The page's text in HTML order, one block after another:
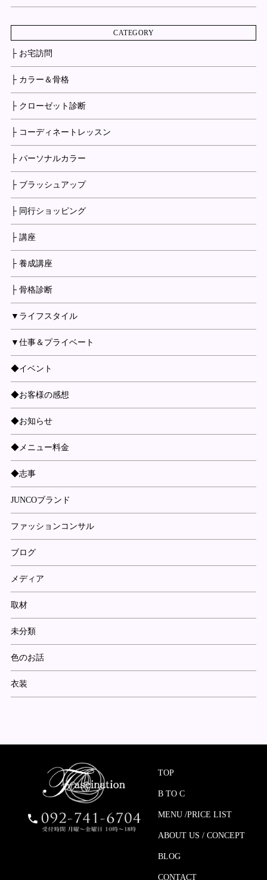
CATEGORY
├ お宅訪問
├ カラー＆骨格
├ クローゼット診断
├ コーディネートレッスン
├ パーソナルカラー
├ ブラッシュアップ
├ 同行ショッピング
├ 講座
├ 養成講座
├ 骨格診断
▼ライフスタイル
▼仕事＆プライベート
◆イベント
◆お客様の感想
◆お知らせ
◆メニュー料金
◆志事
JUNCOブランド
ファッションコンサル
ブログ
メディア
取材
未分類
色のお話
衣装
TOP
B TO C
MENU /PRICE LIST
ABOUT US / CONCEPT
BLOG
CONTACT